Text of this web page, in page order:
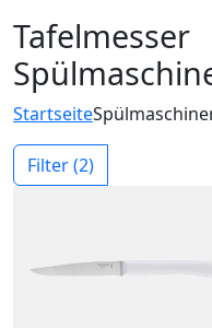
Tafelmesser
Startseite
Filter(2)